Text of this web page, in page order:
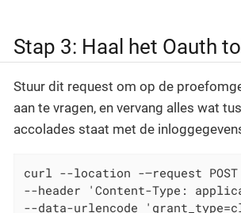
Stap 3: Haal het Oauth
Stuur dit request om op de
aan te vragen, en vervang alles wat
accolades staat met de
curl --location -–request
--header 'Content-Type:
--data-urlencode